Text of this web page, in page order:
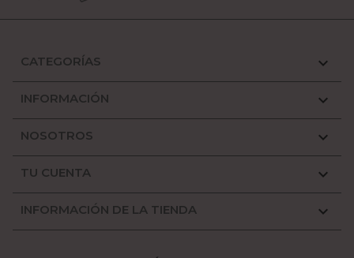
CATEGORÍAS 
INFORMACIÓN 
NOSOTROS 
TU CUENTA 
INFORMACIÓN DE LA TIENDA 